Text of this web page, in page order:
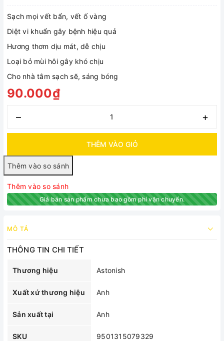
Sạch mọi vết bẩn, vết ố vàng
Diệt vi khuẩn gây bệnh hiệu quả
Hương thơm dịu mát, dễ chịu
Loại bỏ mùi hôi gây khó chịu
Cho nhà tắm sạch sẽ, sáng bóng
90.000₫
– +
THÊM VÀO GIỎ
Thêm vào so sánh
Giá bán sản phẩm chưa bao gồm phí vận chuyển.
MÔ TẢ
THÔNG TIN CHI TIẾT
Thương hiệu Astonish
Xuất xứ thương hiệu Anh
Sản xuất tại Anh
SKU 9501315079329